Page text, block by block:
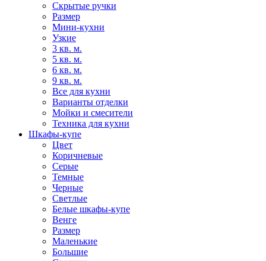
Скрытые ручки
Размер
Мини-кухни
Узкие
3 кв. м.
5 кв. м.
6 кв. м.
9 кв. м.
Все для кухни
Варианты отделки
Мойки и смесители
Техника для кухни
Шкафы-купе
Цвет
Коричневые
Серые
Темные
Черные
Светлые
Белые шкафы-купе
Венге
Размер
Маленькие
Большие